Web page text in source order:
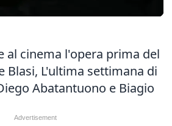
al cinema l'opera prima del
Blasi, L'ultima settimana di
Abatantuono e Biagio